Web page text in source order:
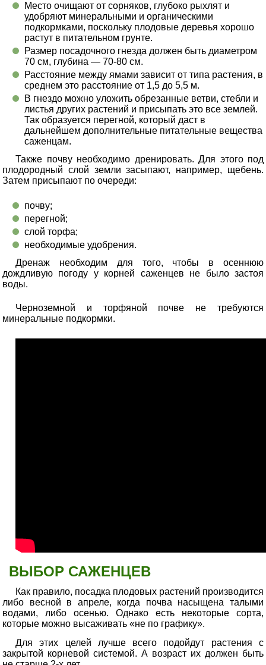
Место очищают от сорняков, глубоко рыхлят и
удобряют минеральными и органическими
подкормками, поскольку плодовые деревья хорошо
растут в питательном грунте.
Размер посадочного гнезда должен быть диаметром
70 см, глубина — 70-80 см.
Расстояние между ямами зависит от типа растения, в
среднем это расстояние от 1,5 до 5,5 м.
В гнездо можно уложить обрезанные ветви, стебли и
листья других растений и присыпать это все землей.
Так образуется перегной, который даст в
дальнейшем дополнительные питательные вещества
саженцам.
Также почву необходимо дренировать. Для этого под
плодородный слой земли засыпают, например, щебень.
Затем присыпают по очереди:
почву;
перегной;
слой торфа;
необходимые удобрения.
Дренаж необходим для того, чтобы в осеннюю
дождливую погоду у корней саженцев не было застоя
воды.
Черноземной и торфяной почве не требуются
минеральные подкормки.
ВЫБОР САЖЕНЦЕВ
Как правило, посадка плодовых растений производится
либо весной в апреле, когда почва насыщена талыми
водами, либо осенью. Однако есть некоторые сорта,
которые можно высаживать «не по графику».
Для этих целей лучше всего подойдут растения с
закрытой корневой системой. А возраст их должен быть